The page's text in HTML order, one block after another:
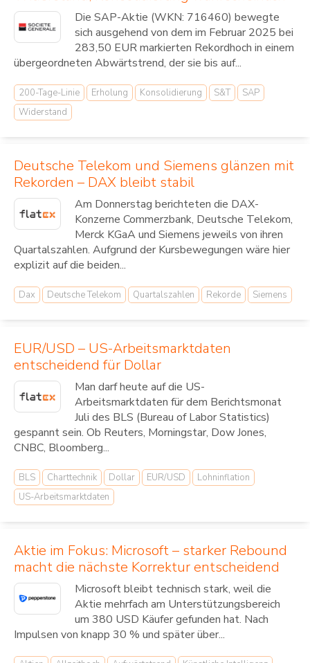
Die SAP-Aktie (WKN: 716460) bewegte
sich ausgehend von dem im Februar 2025 bei
283,50 EUR markierten Rekordhoch in einem
übergeordneten Abwärtstrend, der sie bis auf...
200-Tage-Linie Erholung Konsolidierung S&T
SAP
Widerstand
Deutsche Telekom und Siemens glänzen mit
Rekorden – DAX bleibt stabil
Am Donnerstag berichteten die DAX-
Konzerne Commerzbank, Deutsche Telekom,
Merck KGaA und Siemens jeweils von ihren
Quartalszahlen. Aufgrund der Kursbewegungen wäre hier
explizit auf die beiden...
Dax Deutsche Telekom Quartalszahlen Rekorde Siemens
EUR/USD – US-Arbeitsmarktdaten
entscheidend für Dollar
Man darf heute auf die US-
Arbeitsmarktdaten für dem Berichtsmonat
Juli des BLS (Bureau of Labor Statistics)
gespannt sein. Ob Reuters, Morningstar, Dow Jones,
CNBC, Bloomberg...
BLS Charttechnik Dollar EUR/USD
Lohninflation
US-Arbeitsmarktdaten
Aktie im Fokus: Microsoft – starker Rebound
macht die nächste Korrektur entscheidend
Microsoft bleibt technisch stark, weil die
Aktie mehrfach am Unterstützungsbereich
um 380 USD Käufer gefunden hat. Nach
Impulsen von knapp 30 % und später über...